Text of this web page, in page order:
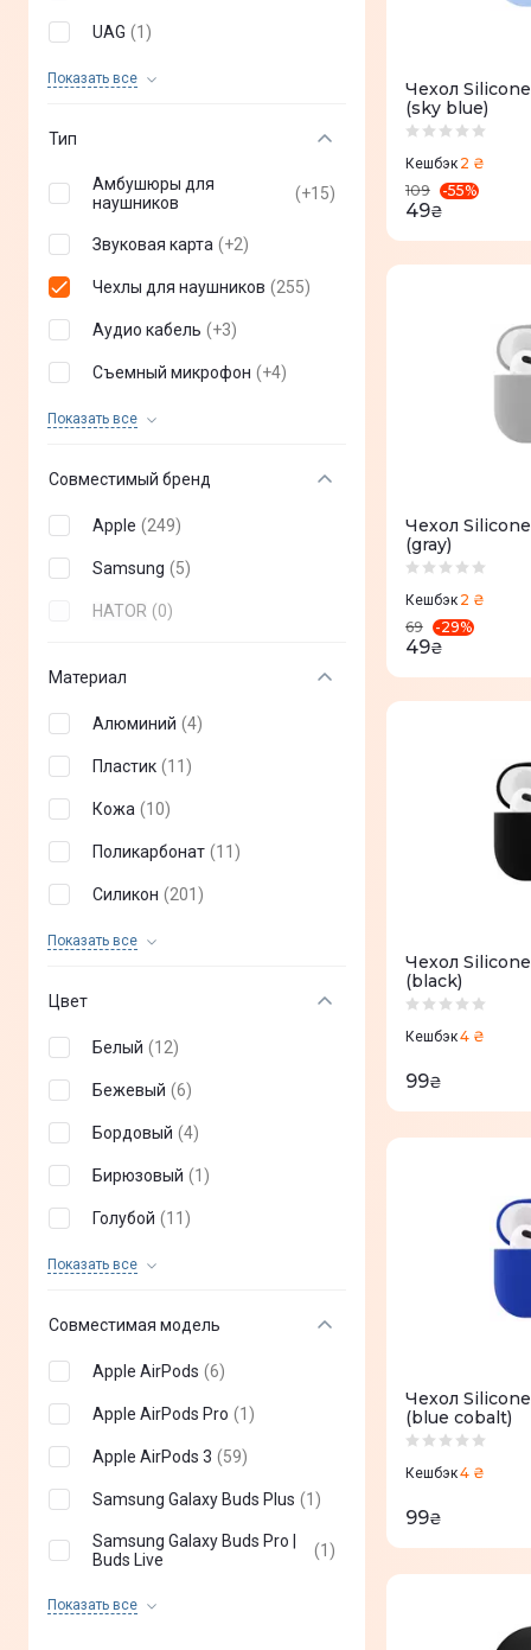
UAG (1 )
Показать все
Nomad (
Blueo (4)
COEHL (7)
Ringke (6)
Koss (1)
SwitchEasy (8)
ELAGO (16
Тип
Амбушюры для
наушников
(+15)
Звуковая карта (+2)
Чехлы для наушников (255)
Аудио кабель (+3)
Съемный микрофон (+4)
Показать всеКабель-удлинитель
Совместимый бренд
Apple (249)
Samsung (5)
HATOR (0)
Материал
Алюминий (4)
Пластик (11 )
Кожа (10)
Поликарбонат (11 )
Силикон (201 )
Показать все
Эко-кожа
Цвет
Белый (12)
Бежевый (6)
Бордовый (4)
Бирюзовый (1 )
Голубой (11 )
Показать все
Желтый
Серебро
Серый (31
Совместимая модель
Apple AirPods (6)
Apple AirPods Pro (1 )
Apple AirPods 3 (59)
Samsung Galaxy Buds Plus (1 )
Samsung Galaxy Buds Pro |
Buds Live
(1 )
Показать всеApple AirPods Pro 2
Чехол
(sky blue)
Кешбэк 2 ₴
109
-55%
49₴
Чехол
(gray)
Кешбэк 2 ₴
69
-29%
49₴
Чехол
(black)
Кешбэк4 ₴
99₴
Чехол
(blue cobalt)
Кешбэк4 ₴
99₴